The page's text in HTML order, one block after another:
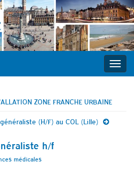
ZONE FRANCHE URBAINE
(H/F) au COL (Lille)
h/f
médicales